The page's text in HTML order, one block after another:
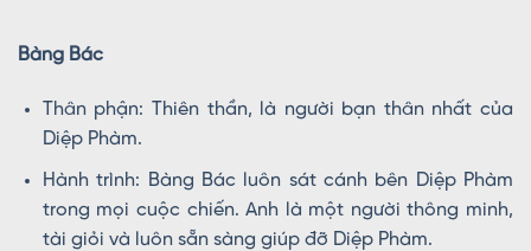
Bàng Bác
Thân phận: Thiên thần, là người bạn thân nhất của
Diệp Phàm.
Hành trình: Bàng Bác luôn sát cánh bên Diệp Phàm
trong mọi cuộc chiến. Anh là một người thông minh,
tài giỏi và luôn sẵn sàng giúp đỡ Diệp Phàm.